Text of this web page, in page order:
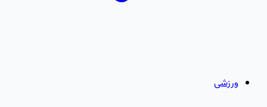
ورزشی